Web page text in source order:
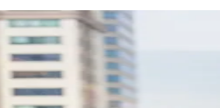
BrasilNova Americana
Parque UniversitárioAntônio
ZanagaFraron
Jardim